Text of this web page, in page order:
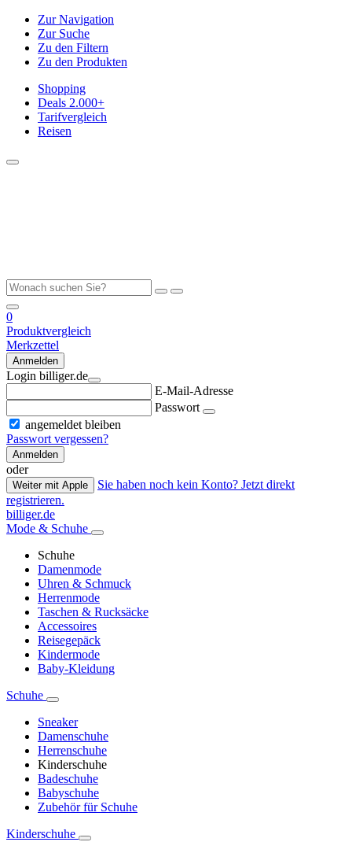
Zur Navigation
Zur Suche
Zu den Filtern
Zu den Produkten
Shopping
Deals 2.000+
Tarifvergleich
Reisen
0
Produktvergleich
Merkzettel
Anmelden
Login billiger.de
E-Mail-Adresse
Passwort
angemeldet bleiben
Passwort vergessen?
Anmelden
oder
Weiter mit Apple
Sie haben noch kein Konto? Jetzt direkt
registrieren.
billiger.de
Mode & Schuhe
Schuhe
Damenmode
Uhren & Schmuck
Herrenmode
Taschen & Rucksäcke
Accessoires
Reisegepäck
Kindermode
Baby-Kleidung
Schuhe
Sneaker
Damenschuhe
Herrenschuhe
Kinderschuhe
Badeschuhe
Babyschuhe
Zubehör für Schuhe
Kinderschuhe